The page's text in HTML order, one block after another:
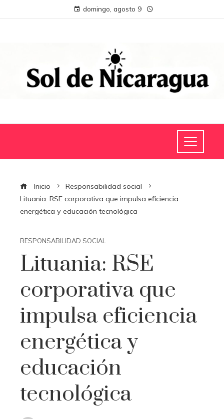
domingo, agosto 9
Inicio
Responsabilidad social
Lituania: RSE corporativa que impulsa eficiencia
energética y educación tecnológica
RESPONSABILIDAD SOCIAL
Lituania: RSE
corporativa que
impulsa eficiencia
energética y
educación
tecnológica